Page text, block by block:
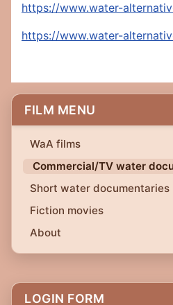
FILM MENU
WaA films
Commercial/TV water
Short water documentaries
Fiction movies
About
LOGIN FORM
https://www.water-
https://www.water-